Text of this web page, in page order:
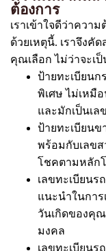
ต้องการ
เราเข้าใจดีว่าควา
ด้วยเหตุนี้. เราจึงคั
คุณเลือก ไม่ว่าจะเป็
ป้ายทะเบียนก
พิเศษ ไม่เหมื
และมักเป็นเ
ป้ายทะเบียนข
พร้อมกับเลขส
โชคตามหลัก
เลขทะเบียนร
แนะนำในการ
วันเกิดของคุณ
มงคล
เลขทะเบียนร